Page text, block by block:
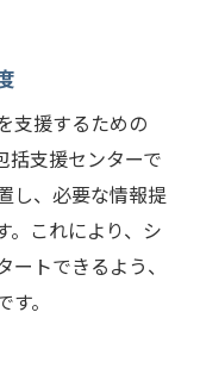
支援するための
括支援センターで
し、必要な情報提
。これにより、シ
トできるよう、
。